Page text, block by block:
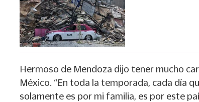
Hermoso de Mendoza dijo tener mucho
México. “En toda la temporada, cada día
solamente es por mi familia, es por este